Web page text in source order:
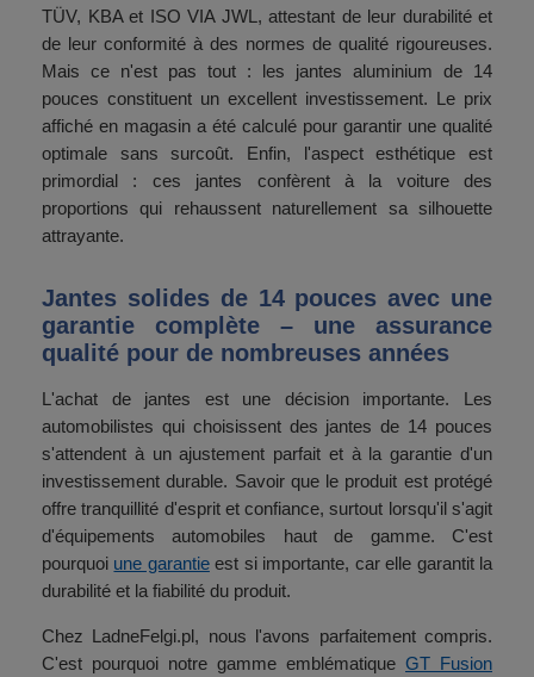
TÜV, KBA et ISO VIA JWL, attestant de leur durabilité et
de leur conformité à des normes de qualité rigoureuses.
Mais ce n'est pas tout : les jantes aluminium de 14
pouces constituent un excellent investissement. Le prix
affiché en magasin a été calculé pour garantir une qualité
optimale sans surcoût. Enfin, l'aspect esthétique est
primordial : ces jantes confèrent à la voiture des
proportions qui rehaussent naturellement sa silhouette
attrayante.
Jantes solides de 14 pouces avec une
garantie complète – une assurance
qualité pour de nombreuses années
L'achat de jantes est une décision importante. Les
automobilistes qui choisissent des jantes de 14 pouces
s'attendent à un ajustement parfait et à la garantie d'un
investissement durable. Savoir que le produit est protégé
offre tranquillité d'esprit et confiance, surtout lorsqu'il s'agit
d'équipements automobiles haut de gamme. C'est
pourquoi une garantieest si importante, car elle garantit la
durabilité et la fiabilité du produit.
Chez LadneFelgi.pl, nous l'avons parfaitement compris.
C'est pourquoi notre gamme emblématique GT Fusion